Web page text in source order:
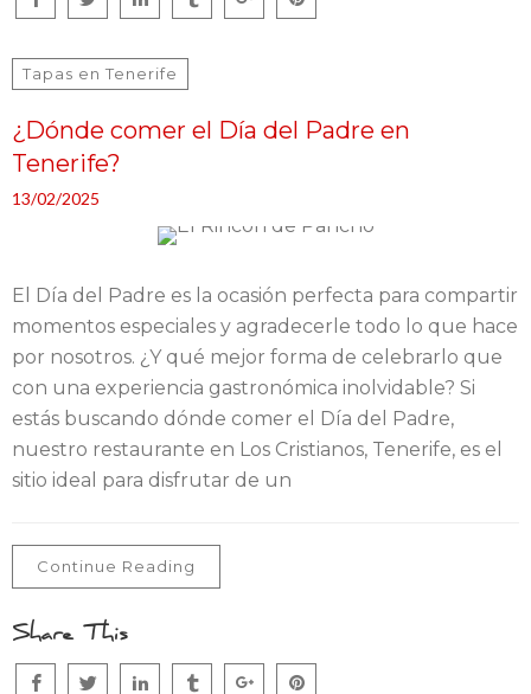
Tapas en Tenerife
¿Dónde comer el Día del Padre en
Tenerife?
13/02/2025
El Día del Padre es la ocasión perfecta para compartir
momentos especiales y agradecerle todo lo que hace
por nosotros. ¿Y qué mejor forma de celebrarlo que
con una experiencia gastronómica inolvidable? Si
estás buscando dónde comer el Día del Padre,
nuestro restaurante en Los Cristianos, Tenerife, es el
sitio ideal para disfrutar de un
Continue Reading
Share This